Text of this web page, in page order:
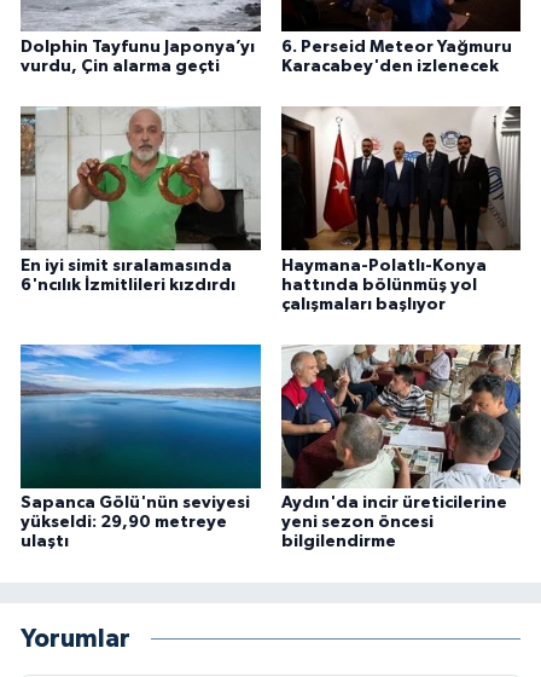
Dolphin Tayfunu Japonya’yı
vurdu, Çin alarma geçti
6. Perseid Meteor Yağmuru
Karacabey'den izlenecek
En iyi simit sıralamasında
6'ncılık İzmitlileri kızdırdı
Haymana-Polatlı-Konya
hattında bölünmüş yol
çalışmaları başlıyor
Sapanca Gölü'nün seviyesi
yükseldi: 29,90 metreye
ulaştı
Aydın'da incir üreticilerine
yeni sezon öncesi
bilgilendirme
Yorumlar